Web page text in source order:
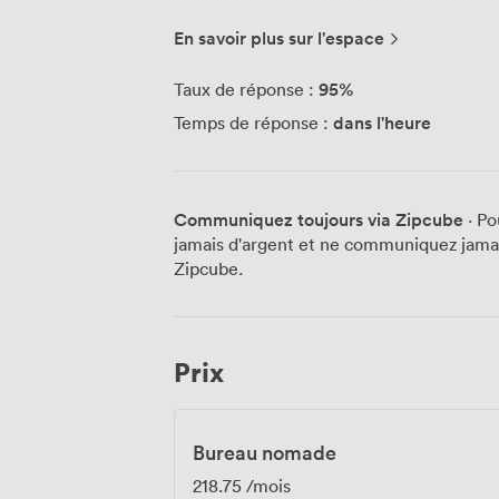
you live. Everyone has their own way of
workspaces in neighbourhoods we love.
ARC Club is designed to make
En savoir plus sur l'espace
Taux de réponse : 95%
Temps de réponse : dans l'heure
Communiquez toujours via Zipcube ·
jamais d'argent et ne communiquez
Zipcube.
Prix
Bureau nomade
218.75 /mois